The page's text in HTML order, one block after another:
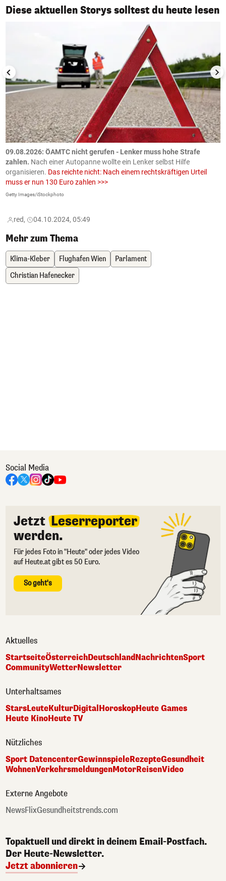
Diese aktuellen Storys solltest du heute lesen
1/50
09.08.2026: ÖAMTC nicht gerufen - Lenker muss hohe Strafe
zahlen. Nach einer Autopanne wollte ein Lenker selbst Hilfe
organisieren. Das reichte nicht: Nach einem rechtskräftigen Urteil
muss er nun 130 Euro zahlen >>>
Getty Images/iStockphoto
red, 04.10.2024, 05:49
Mehr zum Thema
Klima-Kleber Flughafen Wien
Parlament
Christian Hafenecker
Social Media
Jetzt Leserreporter
werden.
Für jedes Foto in "Heute" oder jedes Video
auf Heute.at gibt es 50 Euro.
So geht's
Aktuelles
StartseiteÖsterreichDeutschlandNachrichtenSport
CommunityWetterNewsletter
Unterhaltsames
StarsLeuteKulturDigital HoroskopHeute Games
Heute KinoHeute TV
Nützliches
Sport DatencenterGewinnspieleRezepteGesundheit
WohnenVerkehrsmeldungenMotorReisenVideo
Externe Angebote
NewsFlixGesundheitstrends.com
Topaktuell und direkt in deinem Email-Postfach.
Der Heute-Newsletter.
Jetzt abonnieren